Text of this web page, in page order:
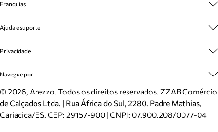
Cashback
Venda Corporativa
Mapa do Site
Inverno
Mundo Arezzo
Franquias
Plano de Negócio
Ajuda e suporte
Cadastro
Meus Pedidos
Trocas e Devoluções
Cartão Presente
Localizador de lojas
Privacidade
Politica e Privacidade
Navegue por
Sapatos
Bolsas
Scarpins
©2026, Arezzo. Todos os direitos reservados. ZZAB Comércio
de Calçados Ltda. | Rua África do Sul, 2280. Padre Mathias,
Cariacica/ES. CEP: 29157-900 | CNPJ: 07.900.208/0077-04